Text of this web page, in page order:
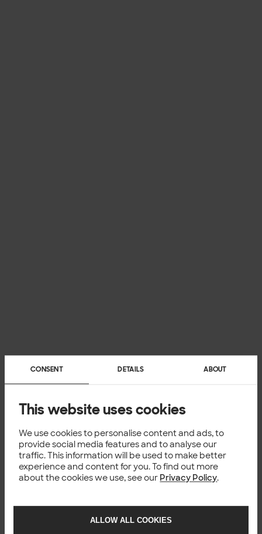
CONSENT DETAILS ABOUT
This website uses cookies
We use cookies to personalise content and ads, to
provide social media features and to analyse our
traffic. This information will be used to make better
experience and content for you. To find out more
about the cookies we use, see our Privacy Policy.
ALLOW ALL COOKIES